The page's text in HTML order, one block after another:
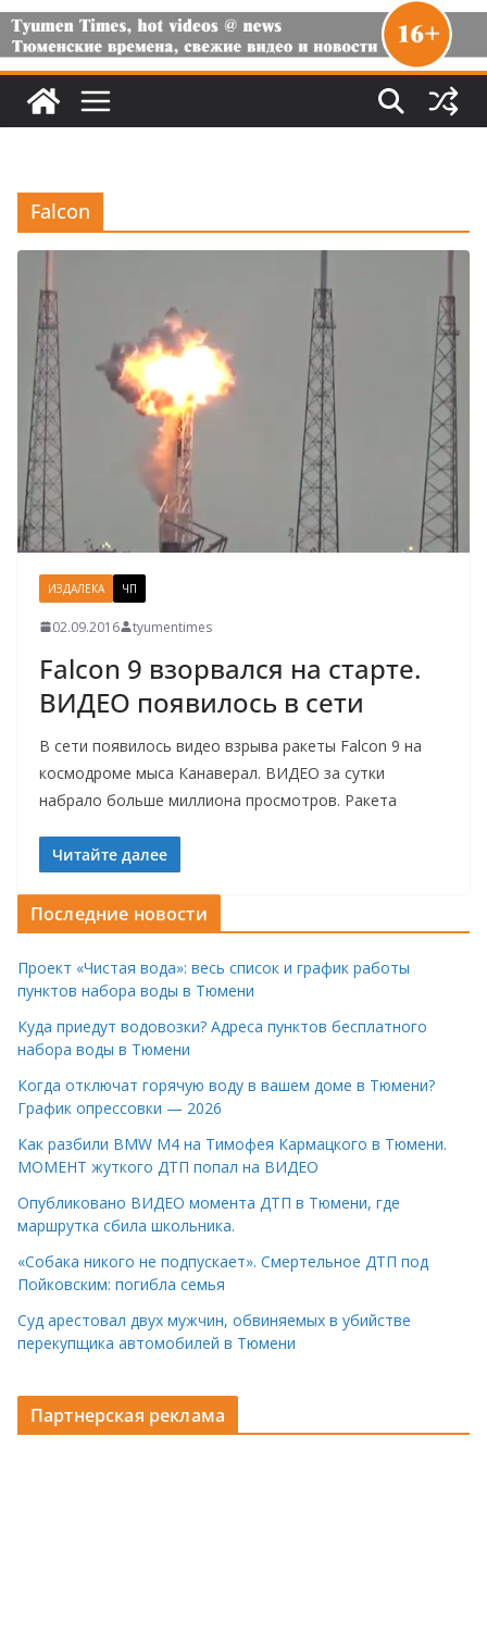
Falcon
ИЗДАЛЕКА ЧП
02.09.2016 tyumentimes
Falcon 9 взорвался на старте.
ВИДЕО появилось в сети
В сети появилось видео взрыва ракеты Falcon 9 на
космодроме мыса Канаверал. ВИДЕО за сутки
набрало больше миллиона просмотров. Ракета
Читайте далее
Последние новости
Проект «Чистая вода»: весь список и график работы
пунктов набора воды в Тюмени
Куда приедут водовозки? Адреса пунктов бесплатного
набора воды в Тюмени
Когда отключат горячую воду в вашем доме в Тюмени?
График опрессовки — 2026
Как разбили BMW M4 на Тимофея Кармацкого в Тюмени.
МОМЕНТ жуткого ДТП попал на ВИДЕО
Опубликовано ВИДЕО момента ДТП в Тюмени, где
маршрутка сбила школьника.
«Собака никого не подпускает». Смертельное ДТП под
Пойковским: погибла семья
Суд арестовал двух мужчин, обвиняемых в убийстве
перекупщика автомобилей в Тюмени
Партнерская реклама